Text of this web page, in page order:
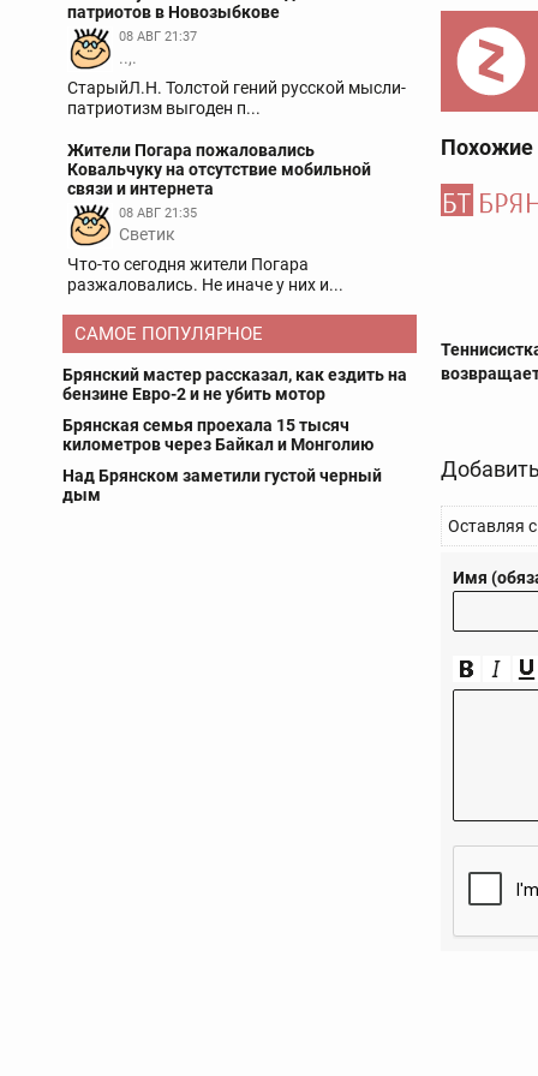
патриотов в Новозыбкове
08 АВГ 21:37
..,.
СтарыйЛ.Н. Толстой гений русской мысли-
патриотизм выгоден п...
Жители Погара пожаловались
Ковальчуку на отсутствие мобильной
связи и интернета
08 АВГ 21:35
Светик
Что-то сегодня жители Погара
разжаловались. Не иначе у них и...
САМОЕ ПОПУЛЯРНОЕ
Брянский мастер рассказал, как ездить на
бензине Евро-2 и не убить мотор
Брянская семья проехала 15 тысяч
километров через Байкал и Монголию
Над Брянском заметили густой черный
дым
Оставляя
Имя